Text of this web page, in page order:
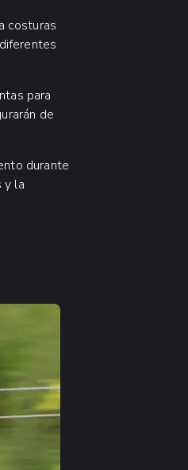
costuras
para
de
durante
y la